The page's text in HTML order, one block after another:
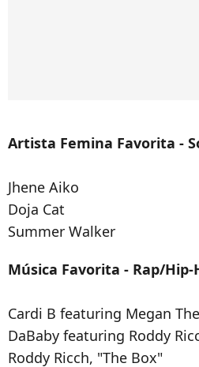
Artista Femina Favorita -
Jhene Aiko
Doja Cat
Summer Walker
Música Favorita - Rap/Hip-
Cardi B featuring Megan
DaBaby featuring Roddy
Roddy Ricch, "The Box"